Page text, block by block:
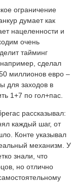
ограничение
думает как
нацеленности и
очень
тайминг
сделал
миллионов евро –
для заходов в
1+7 по гол+пас.
рассказывал:
каждый шаг, от
Конте указывал
механизм. У
знали, что
но отлично